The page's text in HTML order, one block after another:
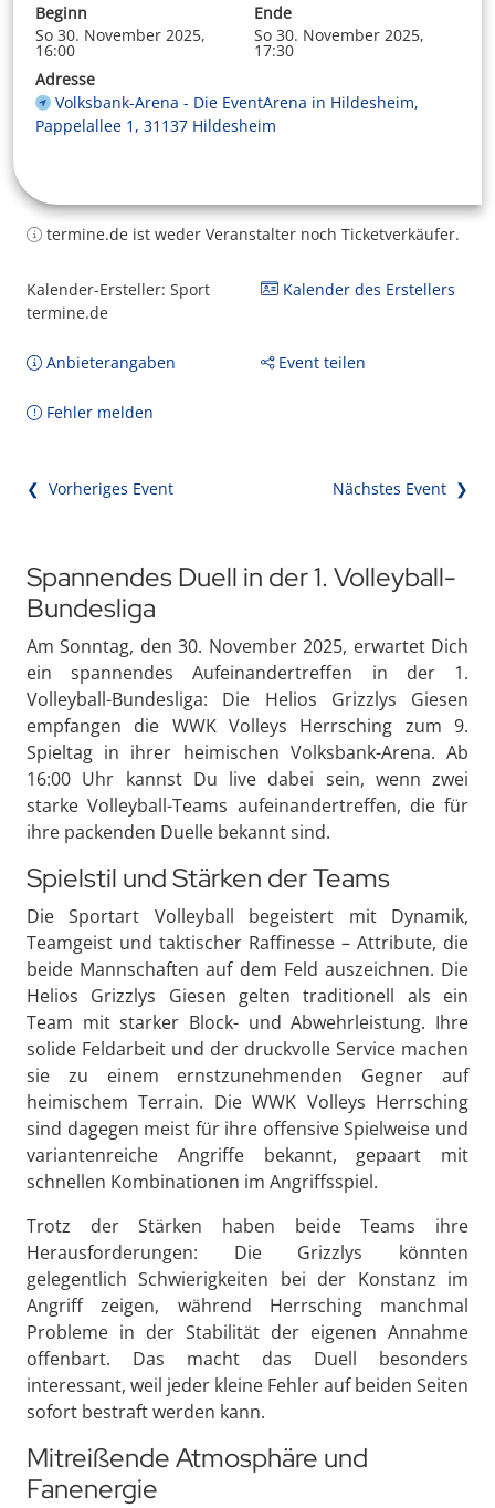
Beginn
So 30. November 2025,
16:00
Ende
So 30. November 2025,
17:30
Adresse
Volksbank-Arena - Die EventArena in Hildesheim,
Pappelallee 1, 31137 Hildesheim
termine.de ist weder Veranstalter noch Ticketverkäufer.
Kalender-Ersteller: Sport
termine.de
Kalender des Erstellers
Anbieterangaben Event teilen
Fehler melden
❮ Vorheriges Event Nächstes Event ❯
Spannendes Duell in der 1. Volleyball-
Bundesliga
Am Sonntag, den 30. November 2025, erwartet Dich
ein spannendes Aufeinandertreffen in der 1.
Volleyball-Bundesliga: Die Helios Grizzlys Giesen
empfangen die WWK Volleys Herrsching zum 9.
Spieltag in ihrer heimischen Volksbank-Arena. Ab
16:00 Uhr kannst Du live dabei sein, wenn zwei
starke Volleyball-Teams aufeinandertreffen, die für
ihre packenden Duelle bekannt sind.
Spielstil und Stärken der Teams
Die Sportart Volleyball begeistert mit Dynamik,
Teamgeist und taktischer Raffinesse – Attribute, die
beide Mannschaften auf dem Feld auszeichnen. Die
Helios Grizzlys Giesen gelten traditionell als ein
Team mit starker Block- und Abwehrleistung. Ihre
solide Feldarbeit und der druckvolle Service machen
sie zu einem ernstzunehmenden Gegner auf
heimischem Terrain. Die WWK Volleys Herrsching
sind dagegen meist für ihre offensive Spielweise und
variantenreiche Angriffe bekannt, gepaart mit
schnellen Kombinationen im Angriffsspiel.
Trotz der Stärken haben beide Teams ihre
Herausforderungen: Die Grizzlys könnten
gelegentlich Schwierigkeiten bei der Konstanz im
Angriff zeigen, während Herrsching manchmal
Probleme in der Stabilität der eigenen Annahme
offenbart. Das macht das Duell besonders
interessant, weil jeder kleine Fehler auf beiden Seiten
sofort bestraft werden kann.
Mitreißende Atmosphäre und
Fanenergie